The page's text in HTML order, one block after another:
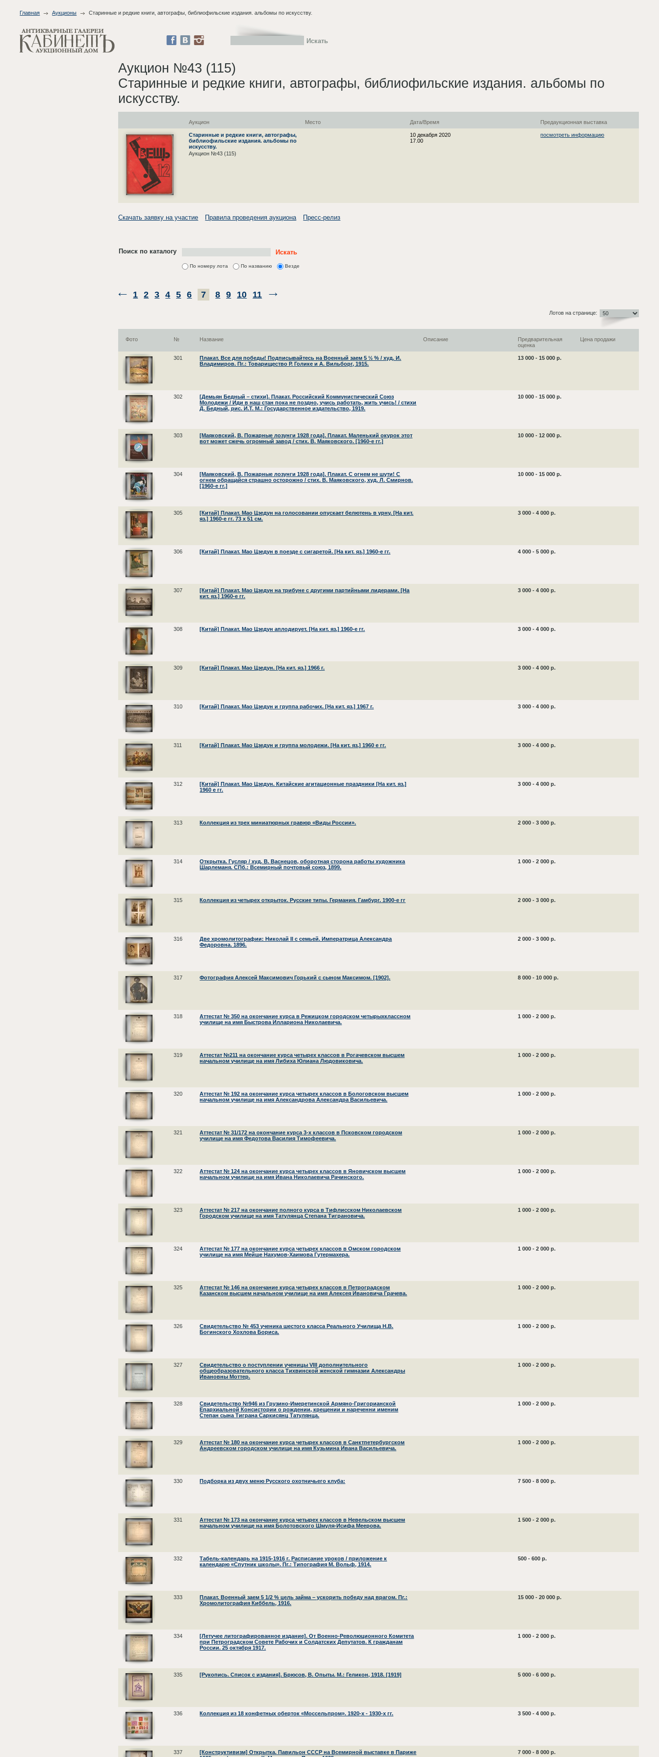
Главная Аукционы Старинные и редкие книги, автографы, библиофильские издания. альбомы по искусству.
Аукцион №43 (115)
Старинные и редкие книги, автографы, библиофильские издания. альбомы по
искусству.
Аукцион Место Дата/Время Предаукционная выставка
Старинные и редкие книги, автографы,
библиофильские издания. альбомы по
искусству.
Аукцион №43 (115)
10 декабря 2020
17.00
посмотреть информацию
Скачать заявку на участие Правила проведения аукциона Пресс-релиз
Поиск по каталогу
По номеру лота По названию Везде
1 2 3 4 5 6 7 8 9 10 11
Лотов на странице:
Фото № Название Описание
Предварительная
оценка
Цена продажи
301
Плакат. Все для победы! Подписывайтесь на Военный заем 5 ½ % / худ. И.
Владимиров. Пг.: Товарищество Р. Голике и А. Вильборг, 1915.
13 000 - 15 000 р.
302
[Демьян Бедный – стихи]. Плакат. Российский Коммунистический Союз
Молодежи / Иди в наш стан пока не поздно, учись работать, жить учись! / стихи
Д. Бедный, рис. И.Т. М.: Государственное издательство, 1919.
10 000 - 15 000 р.
303
[Маяковский, В. Пожарные лозунги 1928 года]. Плакат. Маленький окурок этот
вот может сжечь огромный завод / стих. В. Маяковского. [1960-е гг.]
10 000 - 12 000 р.
304
[Маяковский, В. Пожарные лозунги 1928 года]. Плакат. С огнем не шути! С
огнем обращайся страшно осторожно / стих. В. Маяковского, худ. Л. Смирнов.
[1960-е гг.]
10 000 - 15 000 р.
305
[Китай] Плакат. Мао Цзедун на голосовании опускает белютень в урну. [На кит.
яз.] 1960-е гг. 73 х 51 см.
3 000 - 4 000 р.
306 [Китай] Плакат. Мао Цзедун в поезде с сигаретой. [На кит. яз.] 1960-е гг. 4 000 - 5 000 р.
307
[Китай] Плакат. Мао Цзедун на трибуне с другими партийными лидерами. [На
кит. яз.] 1960-е гг.
3 000 - 4 000 р.
308 [Китай] Плакат. Мао Цзедун аплодирует. [На кит. яз.] 1960-е гг. 3 000 - 4 000 р.
309 [Китай] Плакат. Мао Цзедун. [На кит. яз.] 1966 г. 3 000 - 4 000 р.
310 [Китай] Плакат. Мао Цзедун и группа рабочих. [На кит. яз.] 1967 г. 3 000 - 4 000 р.
311 [Китай] Плакат. Мао Цзедун и группа молодежи. [На кит. яз.] 1960 е гг. 3 000 - 4 000 р.
312
[Китай] Плакат. Мао Цзедун. Китайские агитационные праздники [На кит. яз.]
1960 е гг.
3 000 - 4 000 р.
313 Коллекция из трех миниатюрных гравюр «Виды России». 2 000 - 3 000 р.
314
Открытка. Гусляр / худ. В. Васнецов, оборотная сторона работы художника
Шарлеманя. СПб.: Всемирный почтовый союз, 1899.
1 000 - 2 000 р.
315 Коллекция из четырех открыток. Русские типы. Германия. Гамбург. 1900-е гг 2 000 - 3 000 р.
316
Две хромолитографии: Николай II с семьей. Императрица Александра
Федоровна. 1896.
2 000 - 3 000 р.
317 Фотография Алексей Максимович Горький с сыном Максимом. [1902]. 8 000 - 10 000 р.
318
Аттестат № 350 на окончание курса в Режицком городском четырыхклассном
училище на имя Быстрова Иллариона Николаевича.
1 000 - 2 000 р.
319
Аттестат №211 на окончание курса четырех классов в Рогачевском высшем
начальном училище на имя Либиха Юлиана Людовиковича.
1 000 - 2 000 р.
320
Аттестат № 192 на окончание курса четырех классов в Бологовском высшем
начальном училище на имя Александрова Александра Васильевича.
1 000 - 2 000 р.
321
Аттестат № 31/172 на окончание курса 3-х классов в Псковском городском
училище на имя Федотова Василия Тимофеевича.
1 000 - 2 000 р.
322
Аттестат № 124 на окончание курса четырех классов в Яновичском высшем
начальном училище на имя Ивана Николаевича Рачинского.
1 000 - 2 000 р.
323
Аттестат № 217 на окончание полного курса в Тифлисском Николаевском
Городском училище на имя Татулянца Степана Тиграновича.
1 000 - 2 000 р.
324
Аттестат № 177 на окончание курса четырех классов в Омском городском
училище на имя Мейше Нахумов-Хаимова Гутермахера.
1 000 - 2 000 р.
325
Аттестат № 146 на окончание курса четырех классов в Петроградском
Казанском высшем начальном училище на имя Алексея Ивановича Грачева.
1 000 - 2 000 р.
326
Свидетельство № 453 ученика шестого класса Реального Училища Н.В.
Богинского Хохлова Бориса.
1 000 - 2 000 р.
327
Свидетельство о поступлении ученицы VIII дополнительного
общеобразовательного класса Тихвинской женской гимназии Александры
Ивановны Моттер.
1 000 - 2 000 р.
328
Свидетельство №946 из Грузино-Имеретинской Армяно-Григорианской
Епархиальной Консистории о рождении, крещении и нареченни именим
Степан сына Тиграна Саркисянц Татулянца.
1 000 - 2 000 р.
329
Аттестат № 180 на окончание курса четырех классов в Санктпетербургском
Андреевском городском училище на имя Кузьмина Ивана Васильевича.
1 000 - 2 000 р.
330 Подборка из двух меню Русского охотничьего клуба: 7 500 - 8 000 р.
331
Аттестат № 173 на окончание курса четырех классов в Невельском высшем
начальном училище на имя Болотовского Шмуля-Исифа Меерова.
1 500 - 2 000 р.
332
Табель-календарь на 1915-1916 г. Расписание уроков / приложение к
календарю «Спутник школы». Пг.: Типография М. Вольф, 1914.
500 - 600 р.
333
Плакат. Военный заем 5 1/2 % цель займа – ускорить победу над врагом. Пг.:
Хромолитография Киббель, 1916.
15 000 - 20 000 р.
334
[Летучее литографированное издание]. От Военно-Революционного Комитета
при Петроградском Совете Рабочих и Солдатских Депутатов. К гражданам
России. 25 октября 1917.
1 000 - 2 000 р.
335 [Рукопись. Список с издания]. Брюсов, В. Опыты. М.: Геликон, 1918. [1919] 5 000 - 6 000 р.
336 Коллекция из 18 конфетных оберток «Моссельпром». 1920-х - 1930-х гг. 3 500 - 4 000 р.
337
[Конструктивизм] Открытка. Павильон СССР на Всемирной выставке в Париже
7 000 - 8 000 р.